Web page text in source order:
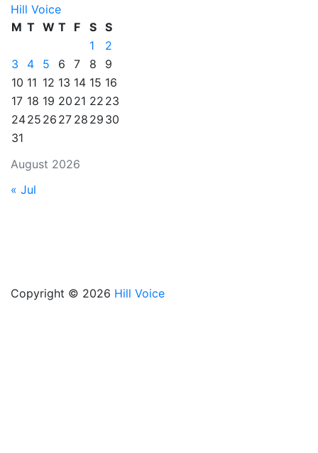
Hill Voice
August 2026
M T W T F S S
1
2
3
4 5 6 7 8
9
10 11 12 13 14 15 16
17 18 19 20 21 22 23
2425 26 27 28 29 30
31
« Jul
Copyright © 2026 Hill Voice